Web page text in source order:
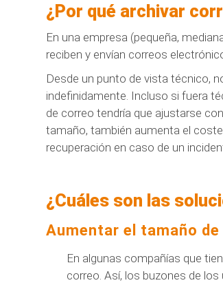
¿Por qué archivar
En una empresa (pequeña,
reciben y envían correos
Desde un punto de vista técnico,
indefinidamente. Incluso si fuera
de correo tendría que ajustarse
tamaño, también aumenta el
recuperación en caso de un
¿Cuáles son las
Aumentar el tamaño
En algunas compañías que
correo. Así, los buzones de